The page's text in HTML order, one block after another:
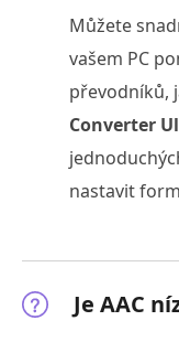
Můžete
vašem PC
převodníků,
Converter
nastavit
Je AAC